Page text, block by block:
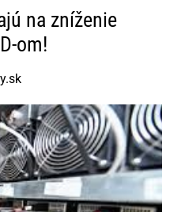
na zníženie
om!